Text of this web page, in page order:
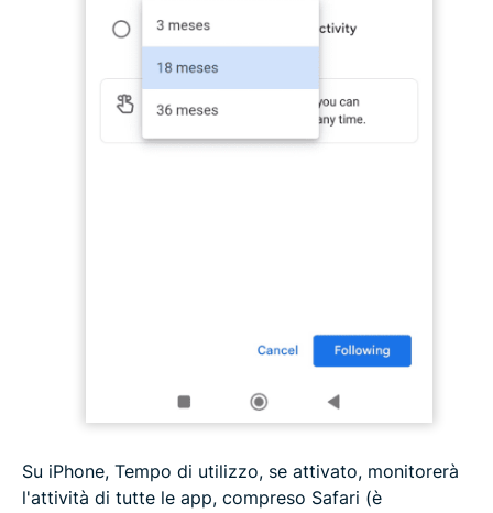
Su iPhone, Tempo di utilizzo, se attivato, monitorerà
l'attività di tutte le app, compreso Safari (è